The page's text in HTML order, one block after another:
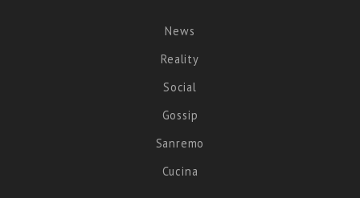
News
Reality
Social
Gossip
Sanremo
Cucina